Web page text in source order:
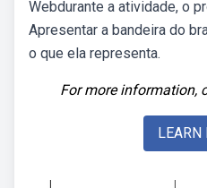
Webdurante a atividade, o
Apresentar a bandeira do
o que ela representa.
For more information,
LEARN